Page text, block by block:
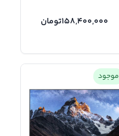
158,400,000تومان
موجود